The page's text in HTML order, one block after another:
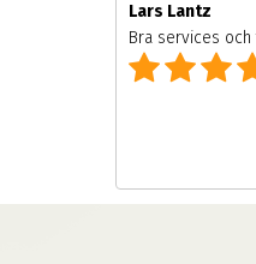
Lars Lantz
Bra services